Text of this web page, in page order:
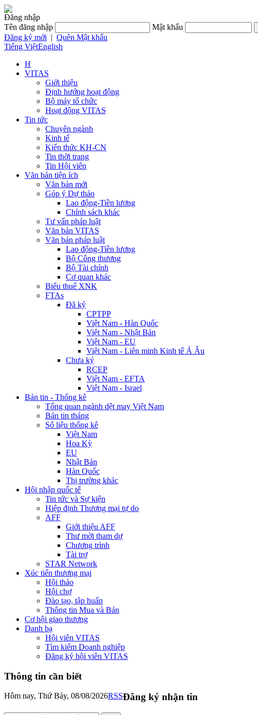
Đăng nhập
Tên đăng nhập
Mật khẩu
Đăng ký mới | Quên Mật khẩu
Tiếng ViệtEnglish
H
VITAS
Giới thiệu
Định hướng hoạt động
Bộ máy tổ chức
Hoạt động VITAS
Tin tức
Chuyên ngành
Kinh tế
Kiến thức KH-CN
Tin thời trang
Tin Hội viên
Văn bản tiện ích
Văn bản mới
Góp ý Dự thảo
Lao động-Tiền lương
Chính sách khác
Tư vấn pháp luật
Văn bản VITAS
Văn bản pháp luật
Lao động-Tiền lương
Bộ Công thương
Bộ Tài chính
Cơ quan khác
Biểu thuế XNK
FTAs
Đã ký
CPTPP
Việt Nam - Hàn Quốc
Việt Nam - Nhật Bản
Việt Nam - EU
Việt Nam - Liên minh Kinh tế Á Âu
Chưa ký
RCEP
Việt Nam - EFTA
Việt Nam - Israel
Bản tin - Thống kê
Tổng quan ngành dệt may Việt Nam
Bản tin tháng
Số liệu thống kê
Việt Nam
Hoa Kỳ
EU
Nhật Bản
Hàn Quốc
Thị trường khác
Hội nhập quốc tế
Tin tức và Sự kiện
Hiệp định Thương mại tự do
AFF
Giới thiệu AFF
Thư mời tham dự
Chương trình
Tài trợ
STAR Network
Xúc tiến thương mại
Hội thảo
Hội chợ
Đào tạo, tập huấn
Thông tin Mua và Bán
Cơ hội giao thương
Danh bạ
Hội viên VITAS
Tìm kiếm Doanh nghiệp
Đăng ký hội viên VITAS
Thông tin cần biết
Hôm nay, Thứ Bảy, 08/08/2026RSSĐăng ký nhận tin